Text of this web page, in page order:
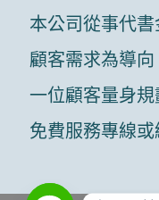
本公司從事代
顧客需求為導
一位顧客量身
免費服務專線或